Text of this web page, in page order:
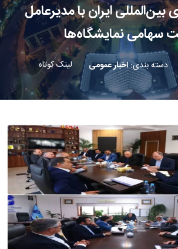
بین‌المللی ایران با مدیرعامل
سهامی نمایشگاه‌ها
دسته بندی:اخبار عمومی لینک کوتاه